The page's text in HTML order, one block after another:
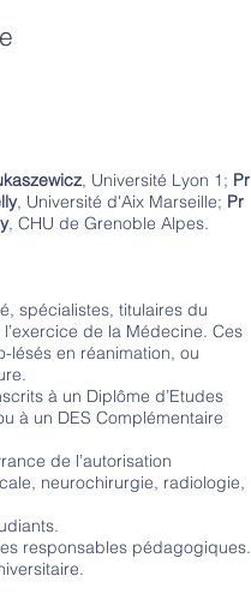
, Université Lyon 1; Pr
, Université d'Aix Marseille; Pr
, CHU de Grenoble Alpes.
spécialistes, titulaires du
de la Médecine. Ces
en réanimation, ou
à un Diplôme d’Etudes
à un DES Complémentaire
de l’autorisation
neurochirurgie, radiologie,
responsables pédagogiques.